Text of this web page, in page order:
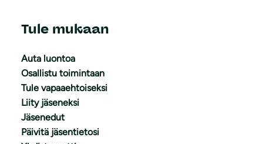
Tule mukaan
Auta luontoa
Osallistu toimintaan
Tule vapaaehtoiseksi
Liity jäseneksi
Jäsenedut
Päivitä jäsentietosi